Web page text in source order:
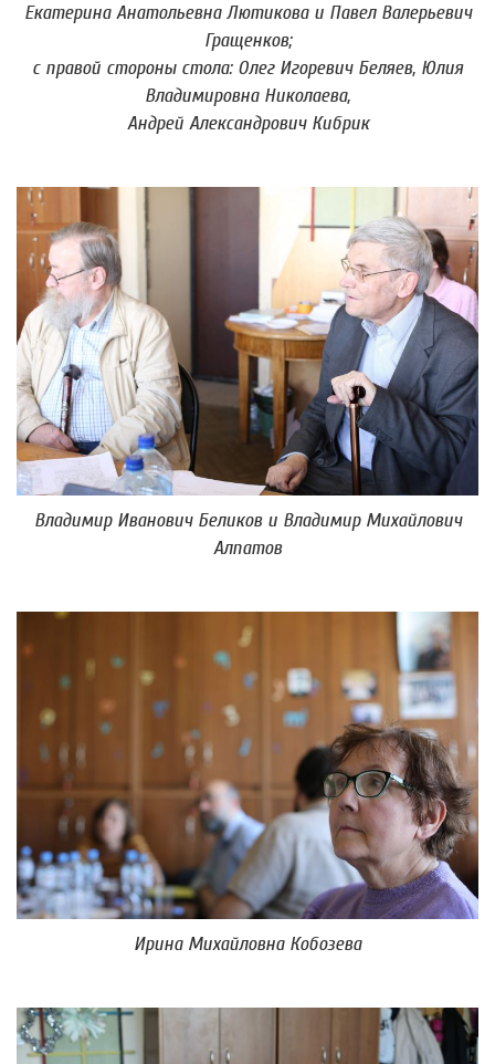
Екатерина Анатольевна Лютикова и Павел Валерьевич
Гращенков;
с правой стороны стола: Олег Игоревич Беляев, Юлия
Владимировна Николаева,
Андрей Александрович Кибрик
Владимир Иванович Беликов и Владимир Михайлович
Алпатов
Ирина Михайловна Кобозева